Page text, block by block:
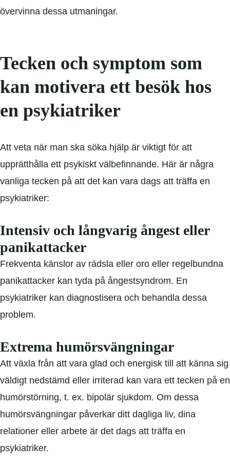
övervinna dessa utmaningar.
Tecken och symptom som
kan motivera ett besök hos
en psykiatriker
Att veta när man ska söka hjälp är viktigt för att
upprätthålla ett psykiskt välbefinnande. Här är några
vanliga tecken på att det kan vara dags att träffa en
psykiatriker:
Intensiv och långvarig ångest eller
panikattacker
Frekventa känslor av rädsla eller oro eller regelbundna
panikattacker kan tyda på ångestsyndrom. En
psykiatriker kan diagnostisera och behandla dessa
problem.
Extrema humörsvängningar
Att växla från att vara glad och energisk till att känna sig
väldigt nedstämd eller irriterad kan vara ett tecken på en
humörstörning, t. ex. bipolär sjukdom. Om dessa
humörsvängningar påverkar ditt dagliga liv, dina
relationer eller arbete är det dags att träffa en
psykiatriker.